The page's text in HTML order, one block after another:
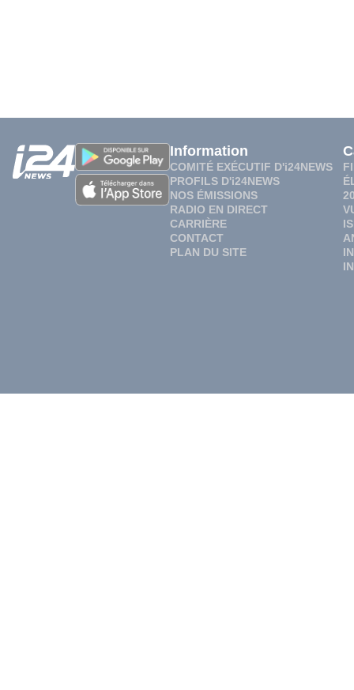
Information
COMITÉ EXÉCUTIF D'i24NEWS
PROFILS D'i24NEWS
NOS ÉMISSIONS
RADIO EN DIRECT
CARRIÈRE
CONTACT
PLAN DU SITE